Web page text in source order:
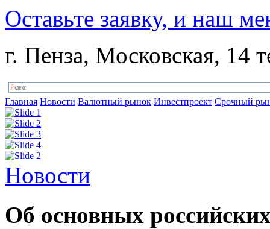
Оставьте заявку, и наш
г. Пенза, Московская, 14
Главная Новости Валютный рынок Инвестпроект Срочный
Новости
Об основных